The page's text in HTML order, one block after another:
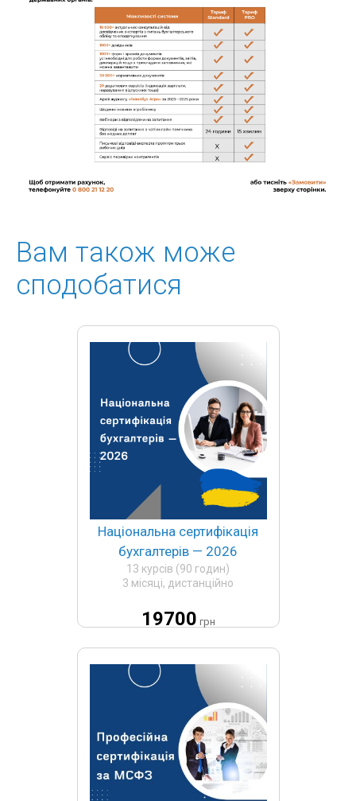
Вам також може
сподобатися
Національна сертифікація
бухгалтерів — 2026
13 курсів (90 годин)
3 місяці, дистанційно
19700 грн